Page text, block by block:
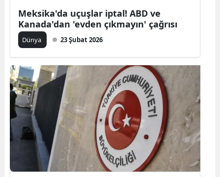
Meksika'da uçuşlar iptal! ABD ve
Kanada'dan 'evden çıkmayın' çağrısı
Dünya 23 Şubat 2026